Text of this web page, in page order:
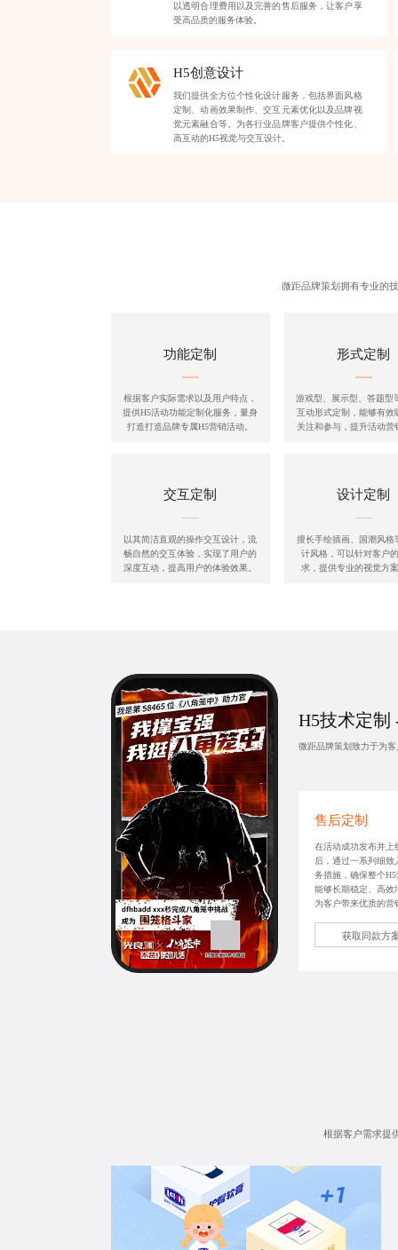
以透明合理费用以及完善的售后服务，让客户享
受高品质的服务体验。
H5创意设计
我们提供全方位个性化设计服务，包括界面风格
定制、动画效果制作、交互元素优化以及品牌视
觉元素融合等。为各行业品牌客户提供个性化、
高互动的H5视觉与交互设计。
微距品牌策划拥有专业的
功能定制
根据客户实际需求以及用户特点，
提供H5活动功能定制化服务，量身
打造打造品牌专属H5营销活动。
形式定制
游戏型、展示型、答题型
互动形式定制，能够有效
关注和参与，提升活动营
交互定制
以其简洁直观的操作交互设计，流
畅自然的交互体验，实现了用户的
深度互动，提高用户的体验效果。
设计定制
擅长手绘插画、国潮风格
计风格，可以针对客户
求，提供专业的视觉方
H5技术定制
微距品牌策划致力于为
售后定制
在活动成功发布并上
后，通过一系列细致
务措施，确保整个
能够长期稳定、高效
为客户带来优质的营
获取同款方
根据客户需求提